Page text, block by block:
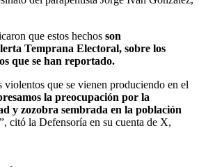
que estos hechos son
Temprana Electoral, sobre los
que se han reportado.
violentos que se vienen produciendo en el
la preocupación por la
y zozobra sembrada en la población
citó la Defensoría en su cuenta de X,